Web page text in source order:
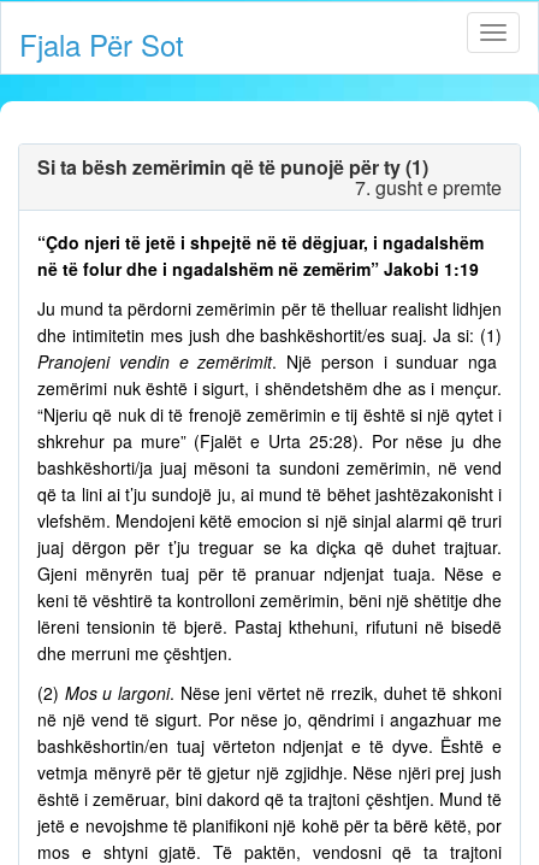
Fjala Për Sot
Si ta bësh zemërimin që të punojë për ty (1)
7. gusht e premte
“Çdo njeri të jetë i shpejtë në të dëgjuar, i ngadalshëm
në të folur dhe i ngadalshëm në zemërim” Jakobi 1:19
Ju mund ta përdorni zemërimin për të thelluar realisht lidhjen
dhe intimitetin mes jush dhe bashkëshortit/es suaj. Ja si: (1)
Pranojeni vendin e zemërimit. Një person i sunduar nga
zemërimi nuk është i sigurt, i shëndetshëm dhe as i mençur.
“Njeriu që nuk di të frenojë zemërimin e tij është si një qytet i
shkrehur pa mure” (Fjalët e Urta 25:28). Por nëse ju dhe
bashkëshorti/ja juaj mësoni ta sundoni zemërimin, në vend
që ta lini ai t’ju sundojë ju, ai mund të bëhet jashtëzakonisht i
vlefshëm. Mendojeni këtë emocion si një sinjal alarmi që truri
juaj dërgon për t’ju treguar se ka diçka që duhet trajtuar.
Gjeni mënyrën tuaj për të pranuar ndjenjat tuaja. Nëse e
keni të vështirë ta kontrolloni zemërimin, bëni një shëtitje dhe
lëreni tensionin të bjerë. Pastaj kthehuni, rifutuni në bisedë
dhe merruni me çështjen.
(2) Mos u largoni. Nëse jeni vërtet në rrezik, duhet të shkoni
në një vend të sigurt. Por nëse jo, qëndrimi i angazhuar me
bashkëshortin/en tuaj vërteton ndjenjat e të dyve. Është e
vetmja mënyrë për të gjetur një zgjidhje. Nëse njëri prej jush
është i zemëruar, bini dakord që ta trajtoni çështjen. Mund të
jetë e nevojshme të planifikoni një kohë për ta bërë këtë, por
mos e shtyni gjatë. Të paktën, vendosni që ta trajtoni